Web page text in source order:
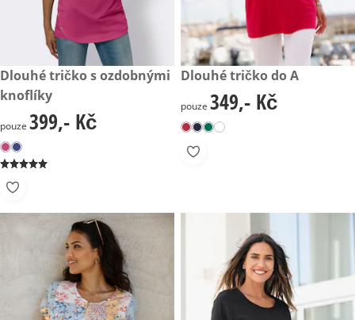
399,- Kč
Dlouhé tričko s ozdobnými
knoflíky
399,- Kč
pouze 399,- Kč
349,- Kč
Dlouhé tričko do A
349,- Kč
pouze 349,- Kč